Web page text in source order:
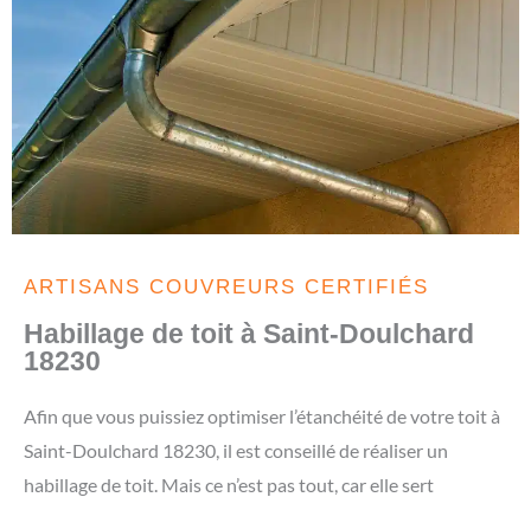
ARTISANS COUVREURS CERTIFIÉS
Habillage de toit à Saint-Doulchard
18230
Afin que vous puissiez optimiser l’étanchéité de votre toit à
Saint-Doulchard 18230, il est conseillé de réaliser un
habillage de toit. Mais ce n’est pas tout, car elle sert